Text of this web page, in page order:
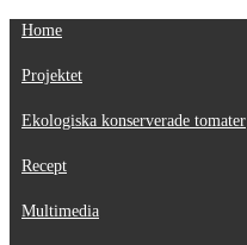
Home
Projektet
Ekologiska konserverade tomater
Recept
Multimedia